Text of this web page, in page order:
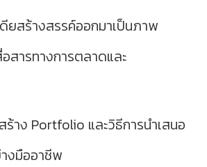
ยสร้างสรรค์ออกมาเป็นภาพ
สารทางการตลาดและ
ร้าง Portfolio และวิธีการนำเสนอ
งมืออาชีพ